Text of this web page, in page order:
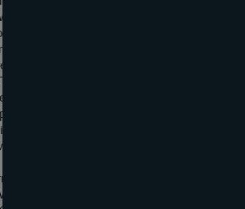
er entweder Tests notwendig macht
nicht ausgeräumt werden kann
Hamburger Handbuch zum
Rdnr. 186). Nur in den Fällen, in
dazu führt, dass das Gut ohne
Substanzveränderung nicht
werden darf, erfährt das Gut keine
des Artikel 16 CMNl (vgl. Koller a.a.O.
bei der Leichterung von 120 Tonnen
den Schubleichter »Müller VIll« an der
X. als auch bei der Umladung dieser
von 640 Tonnen von GMS »R.«